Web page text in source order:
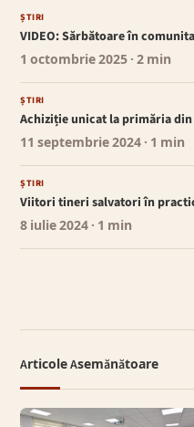
ȘTIRI
VIDEO: Sărbătoare în
1 octombrie 2025 · 2 min
ȘTIRI
Achiziție unicat la primăria din
11 septembrie 2024 · 1 min
ȘTIRI
Viitori tineri salvatori în
8 iulie 2024 · 1 min
Articole Asemănătoare